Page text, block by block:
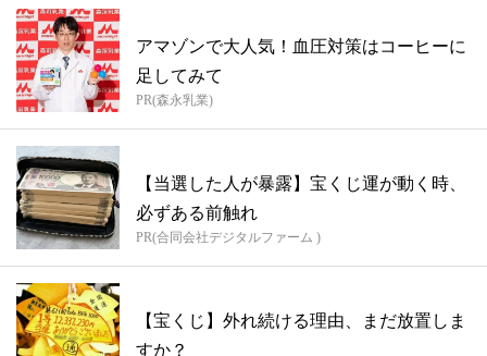
アマゾンで大人気！血圧対策はコーヒーに
足してみて
PR(森永乳業)
【当選した人が暴露】宝くじ運が動く時、
必ずある前触れ
PR(合同会社デジタルファーム )
【宝くじ】外れ続ける理由、まだ放置しま
すか？